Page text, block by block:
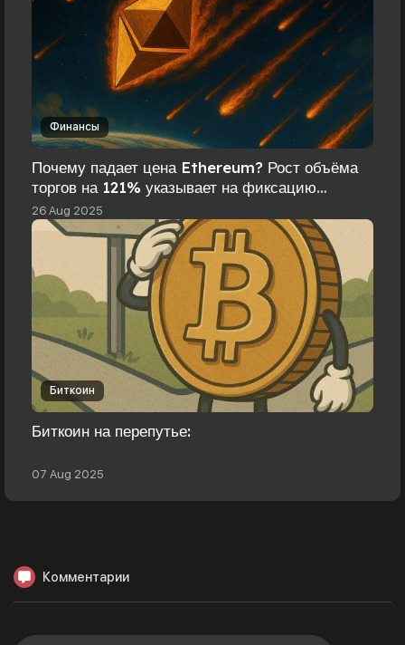
Финансы
Почему падает цена Ethereum? Рост объёма
торгов на 121% указывает на фиксацию
прибыли
26 Aug 2025
Биткоин
Биткоин на перепутье:
07 Aug 2025
Комментарии